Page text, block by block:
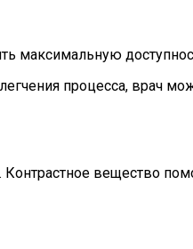
максимальную
процесса, врач
вещество